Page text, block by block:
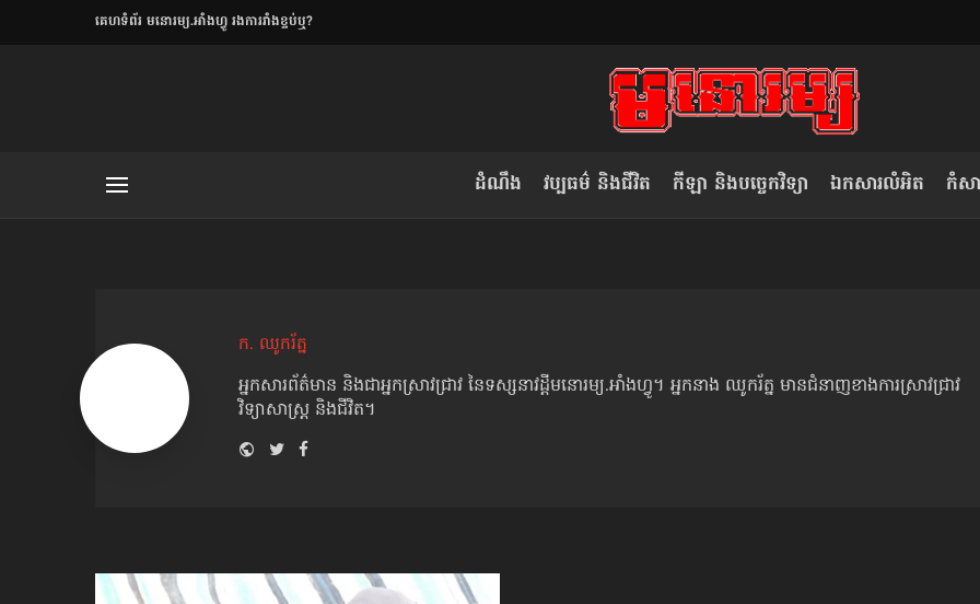
​គេហទំព័រ មនោរម្យ.អាំងហ្វូ រងការរាំងខ្ទប់ឬ?
ដំណឹង វប្បធម៌ និងជីវិត កីឡា និងបច្ចេកវិទ្យា ឯកសារលំអិត កំសា
ក. ឈូករ័ត្ន
អ្នកសារព័ត៌មាន និងជាអ្នកស្រាវជ្រាវ នៃទស្សនាវដ្ដីមនោរម្យ.អាំងហ្វូ។ អ្នកនាង ឈូករ័ត្ន មានជំនាញខាងការស្រាវជ្រាវ
វិទ្យាសាស្ត្រ និងជីវិត។
Website
TwitterFacebook
ខឹម វាសនា ថា«ស្រី